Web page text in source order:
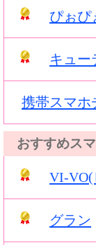
ぴぉぴ
キュー
携帯スマホ
おすすめスマ
VI-VO(
グラン